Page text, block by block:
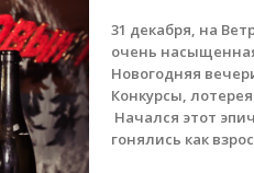
31 декабря, на
очень
Новогодняя
Конкурсы,
Начался этот
гонялись как